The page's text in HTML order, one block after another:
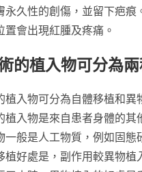
永久性的創傷，並留下疤痕
置會出現紅腫及疼痛。
的植入物可分為
植入物可分為自體移植和異
植入物是來自患者身體的其
一般是人工物質，例如固態
植好處是，副作用較異物植